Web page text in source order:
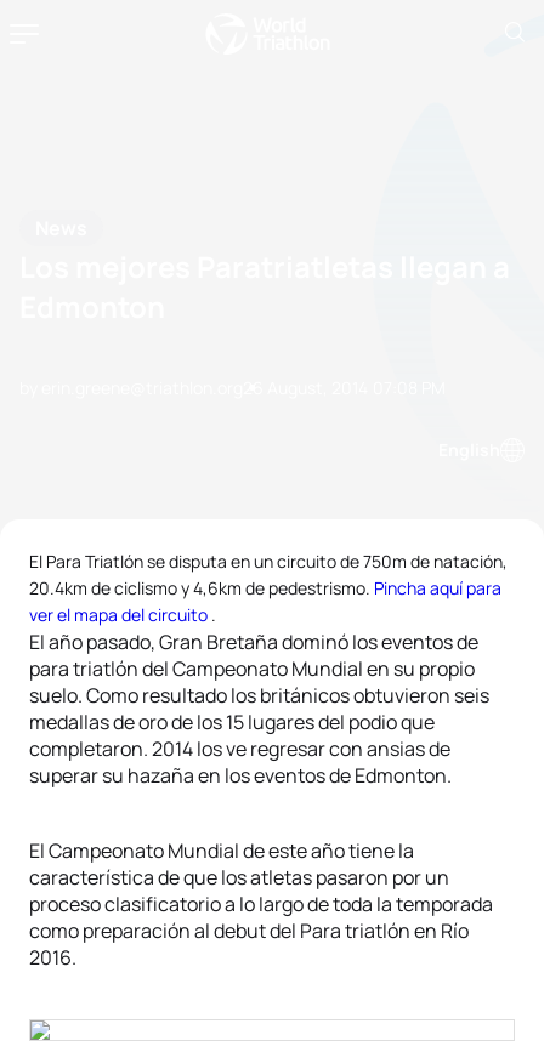
El Para Triatlón se disputa en un circuito de 750m de natación,
20.4km de ciclismo y 4,6km de pedestrismo. Pincha aquí para
ver el mapa del circuito .
El año pasado, Gran Bretaña dominó los eventos de
para triatlón del Campeonato Mundial en su propio
suelo. Como resultado los británicos obtuvieron seis
medallas de oro de los 15 lugares del podio que
completaron. 2014 los ve regresar con ansias de
superar su hazaña en los eventos de Edmonton.
El Campeonato Mundial de este año tiene la
característica de que los atletas pasaron por un
proceso clasificatorio a lo largo de toda la temporada
como preparación al debut del Para triatlón en Río
2016.